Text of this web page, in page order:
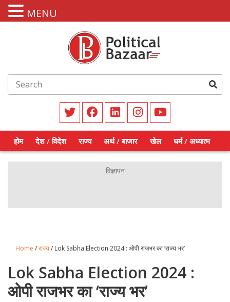
होम देश / विदेश राज्य अर्थ / बाजार खेल धर्म / अध्यात्म
Home /राज्य/ Lok Sabha Election 2024 : ओपी राजभर का ‘राज्य भर’
Lok Sabha Election 2024 :
ओपी राजभर का ‘राज्य भर’
MENU